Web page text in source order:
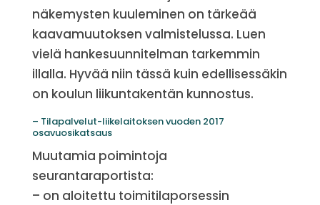
näkemysten kuuleminen on tärkeää
kaavamuutoksen valmistelussa. Luen
vielä hankesuunnitelman tarkemmin
illalla. Hyvää niin tässä kuin edellisessäkin
on koulun liikuntakentän kunnostus.
– Tilapalvelut-liikelaitoksen vuoden 2017
osavuosikatsaus
Muutamia poimintoja
seurantaraportista:
– on aloitettu toimitilaporsessin